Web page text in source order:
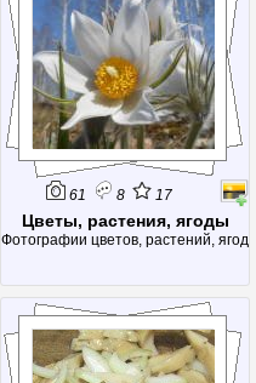
61 8 17
Цветы, растения, ягоды
Фотографии цветов, растений, ягод